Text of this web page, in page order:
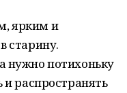
ярким и
старину.
нужно потихоньку
и распространять